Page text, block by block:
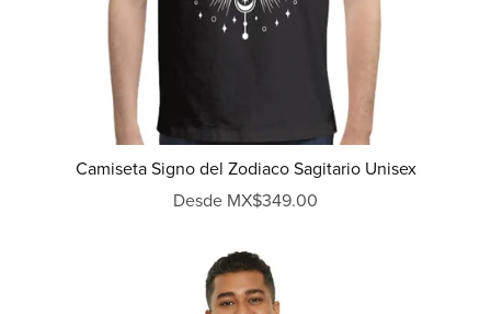
Camiseta Signo del Zodiaco Sagitario Unisex
Desde MX$349.00